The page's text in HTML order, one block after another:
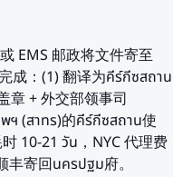
EMS 邮政将文件寄至
成：(1) 翻译为คีร์กีซสถาน
章 + 外交部领事司
ฯ (สาทร)的คีร์กีซสถาน使
10-21 วัน，NYC 代理费
寄回นครปฐม府。